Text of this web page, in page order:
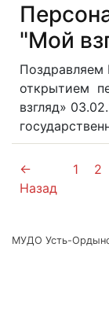
"Мой
открытием
взгляд»
←
Назад
1 2
МУДО Усть-